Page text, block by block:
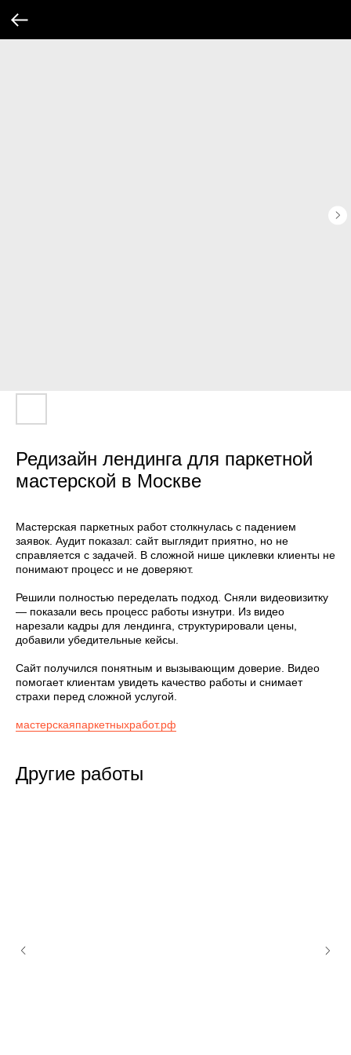
Редизайн лендинга для паркетной
мастерской в Москве
Мастерская паркетных работ столкнулась с падением
заявок. Аудит показал: сайт выглядит приятно, но не
справляется с задачей. В сложной нише циклевки клиенты не
понимают процесс и не доверяют.
Решили полностью переделать подход. Сняли видеовизитку
— показали весь процесс работы изнутри. Из видео
нарезали кадры для лендинга, структурировали цены,
добавили убедительные кейсы.
Сайт получился понятным и вызывающим доверие. Видео
помогает клиентам увидеть качество работы и снимает
страхи перед сложной услугой.
мастерскаяпаркетныхработ.рф
Другие работы